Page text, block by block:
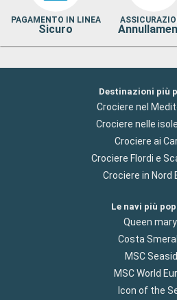
PAGAMENTO IN LINEA
Sicuro
Destinazioni più
Crociere nel
Crociere nelle
Crociere ai
Crociere Flordi e
Crociere in Nord
Le navi più
Queen
Costa
MSC
MSC World
Icon of the